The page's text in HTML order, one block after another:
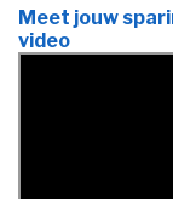
Meet jouw
video